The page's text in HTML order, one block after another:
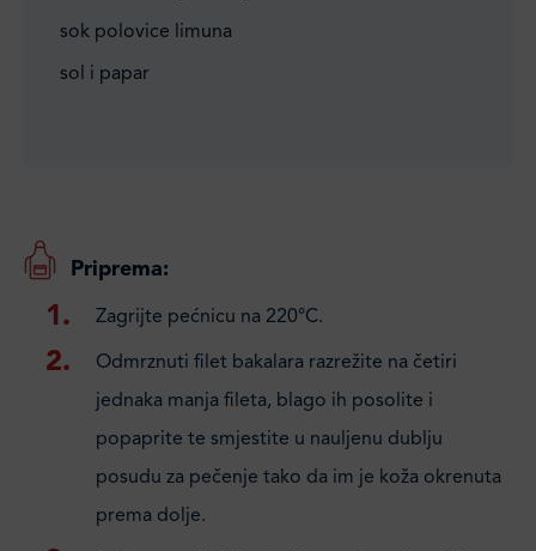
sok polovice limuna
sol i papar
Priprema:
Zagrijte pećnicu na 220°C.
Odmrznuti filet bakalara razrežite na četiri
jednaka manja fileta, blago ih posolite i
popaprite te smjestite u nauljenu dublju
posudu za pečenje tako da im je koža okrenuta
prema dolje.